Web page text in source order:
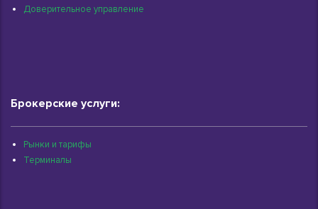
Доверительное управление
Брокерские услуги:
Рынки и тарифы
Терминалы